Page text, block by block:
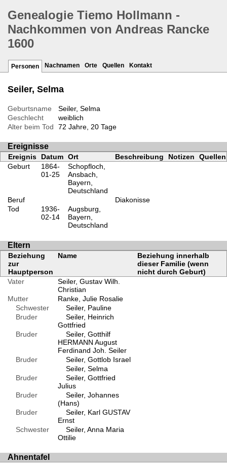
Genealogie Tiemo Hollmann -
Nachkommen von Andreas Rancke
1600
Personen Nachnamen Orte Quellen Kontakt
Seiler, Selma
Geburtsname
Seiler, Selma
Geschlecht
weiblich
Alter beim Tod
72 Jahre, 20 Tage
Ereignisse
Ereignis Datum Ort Beschreibung Notizen
Quellen
Geburt
1864-
01-25
Schopfloch,
Ansbach,
Bayern,
Deutschland
Beruf
Diakonisse
Tod
1936-
02-14
Augsburg,
Bayern,
Deutschland
Eltern
Beziehung
zur
Hauptperson
Name
Beziehung innerhalb
dieser Familie (wenn
nicht durch Geburt)
Vater
Seiler, Gustav Wilh.
Christian
Mutter
Ranke, Julie Rosalie
Schwester
Seiler, Pauline
Bruder
Seiler, Heinrich
Gottfried
Bruder
Seiler, Gotthilf
HERMANN August
Ferdinand Joh. Seiler
Bruder
Seiler, Gottlob Israel
Seiler, Selma
Bruder
Seiler, Gottfried
Julius
Bruder
Seiler, Johannes
(Hans)
Bruder
Seiler, Karl GUSTAV
Ernst
Schwester
Seiler, Anna Maria
Ottilie
Ahnentafel